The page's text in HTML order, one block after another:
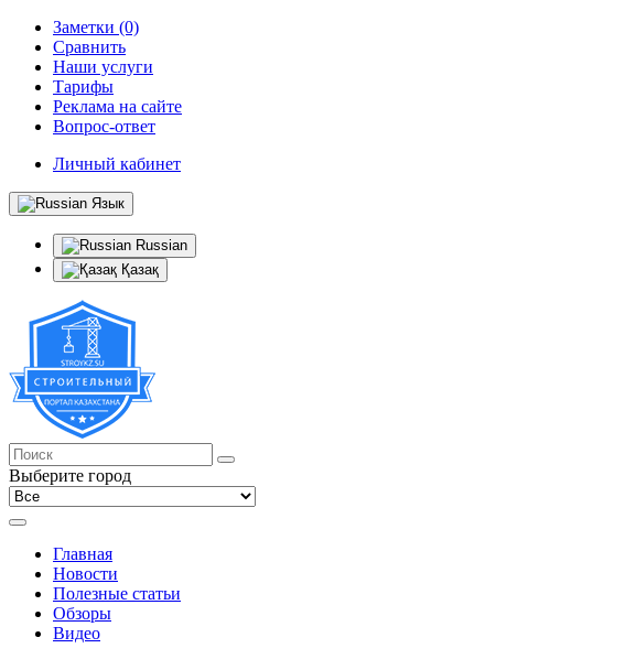
Заметки (0)
Сравнить
Наши услуги
Тарифы
Реклама на сайте
Вопрос-ответ
Личный кабинет
Язык
Russian
Қазақ
Выберите город
Главная
Новости
Полезные статьи
Обзоры
Видео